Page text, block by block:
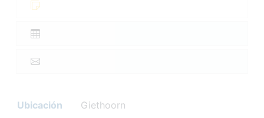
Ubicación Giethoorn